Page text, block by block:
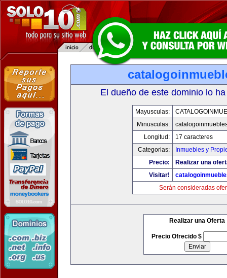
El dueño de este dominio lo
Mayusculas:
Minusculas:
Longitud:
17 caracteres
Categorias:
Inmuebles y
Precio:
Realizar una
Visitar!
Serán consideradas
Realizar una Oferta
Precio Ofrecido $